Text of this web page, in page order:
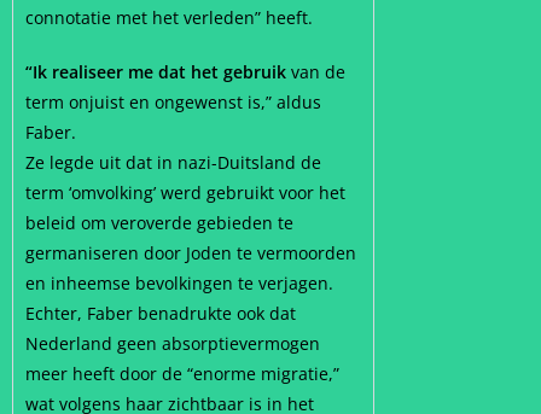
connotatie met het verleden” heeft.
“Ik realiseer me dat het gebruik van de
term onjuist en ongewenst is,” aldus
Faber.
Ze legde uit dat in nazi-Duitsland de
term ‘omvolking’ werd gebruikt voor het
beleid om veroverde gebieden te
germaniseren door Joden te vermoorden
en inheemse bevolkingen te verjagen.
Echter, Faber benadrukte ook dat
Nederland geen absorptievermogen
meer heeft door de “enorme migratie,”
wat volgens haar zichtbaar is in het